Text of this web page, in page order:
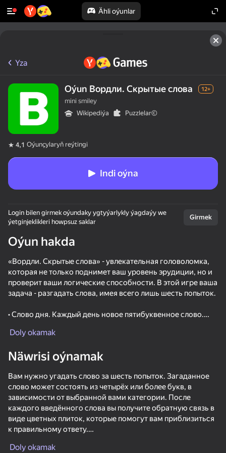
Ähli oýunlar
adingüklemek
Yza
Oýun Вордли. Скрытые слова 12+
mini smiley
Wikipediýa
Puzzlelar©
4,1 Oýunçylaryň reýtingi
Indi oýna
Login bilen girmek oýundaky ygtyýarlykly ýagdaýy we
ýetginjeklikleri howpsuz saklar
Girmek
Oýun hakda
«Вордли. Скрытые слова» - увлекательная головоломка,
которая не только поднимет ваш уровень эрудиции, но и
проверит ваши логические способности. В этой игре ваша
задача - разгадать слова, имея всего лишь шесть попыток.
• Слово дня. Каждый день новое пятибуквенное слово.
• Слово друга. Разгадывайте слова ваших друзей.
• Более 2000 уровней. Каждый уровень представляет
• Слова разной длины. Выберите категорию слов по
количеству букв - 4, 5, 6, 7 и 8.
• Достижения. Выполняйте разнообразные достижения,
начиная с простых, таких как «Пройти определенное
количество уровней», и заканчивая более сложными,
Doly okamak
Näwrisi oýnamak
Вам нужно угадать слово за шесть попыток. Загаданное
слово может состоять из четырёх или более букв, в
зависимости от выбранной вами категории. После
каждого введённого слова вы получите обратную связь в
виде цветных плиток, которые помогут вам приблизиться
к правильному ответу.
Обозначения цветных плиток:
Doly okamak